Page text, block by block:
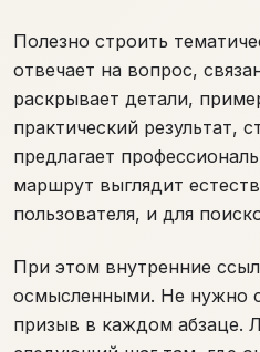
Полезно строить
отвечает на вопрос,
раскрывает детали,
практический результат,
предлагает
маршрут выглядит
пользователя, и для
При этом внутренние
осмысленными. Не нужно
призыв в каждом абзаце.